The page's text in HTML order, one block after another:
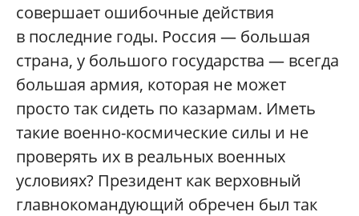
совершает ошибочные действия
в последние годы. Россия — большая
страна, у большого государства — всегда
большая армия, которая не может
просто так сидеть по казармам. Иметь
такие военно-космические силы и не
проверять их в реальных военных
условиях? Президент как верховный
главнокомандующий обречен был так